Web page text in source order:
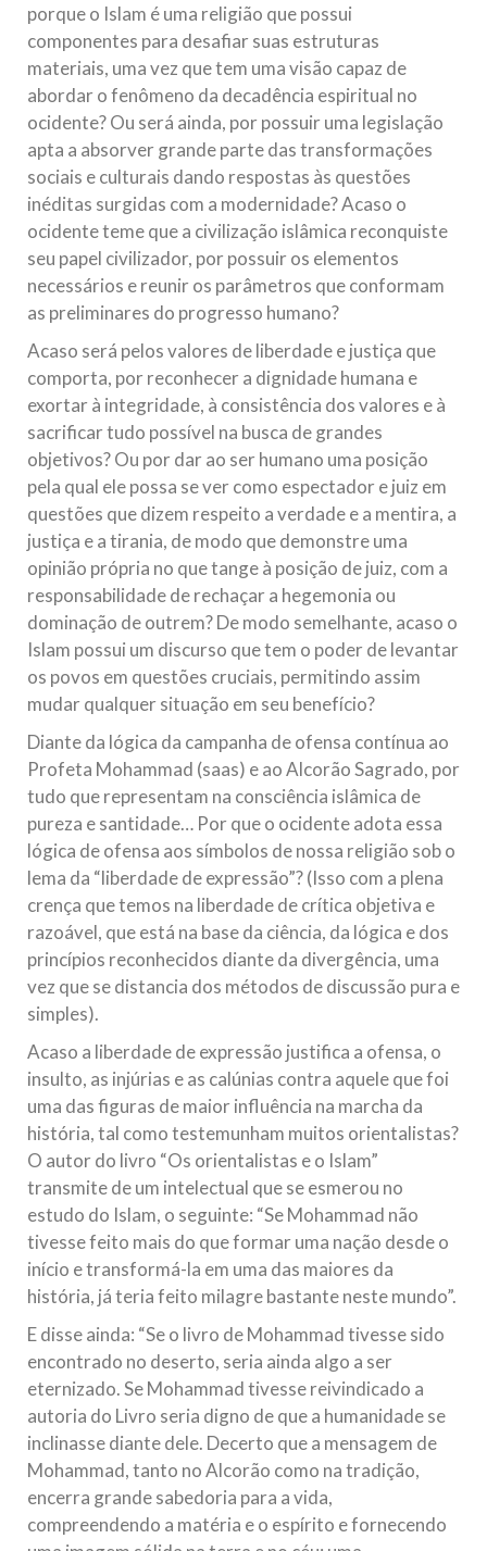
porque o Islam é uma religião que possui
componentes para desafiar suas estruturas
materiais, uma vez que tem uma visão capaz de
abordar o fenômeno da decadência espiritual no
ocidente? Ou será ainda, por possuir uma legislação
apta a absorver grande parte das transformações
sociais e culturais dando respostas às questões
inéditas surgidas com a modernidade? Acaso o
ocidente teme que a civilização islâmica reconquiste
seu papel civilizador, por possuir os elementos
necessários e reunir os parâmetros que conformam
as preliminares do progresso humano?
Acaso será pelos valores de liberdade e justiça que
comporta, por reconhecer a dignidade humana e
exortar à integridade, à consistência dos valores e à
sacrificar tudo possível na busca de grandes
objetivos? Ou por dar ao ser humano uma posição
pela qual ele possa se ver como espectador e juiz em
questões que dizem respeito a verdade e a mentira, a
justiça e a tirania, de modo que demonstre uma
opinião própria no que tange à posição de juiz, com a
responsabilidade de rechaçar a hegemonia ou
dominação de outrem? De modo semelhante, acaso o
Islam possui um discurso que tem o poder de levantar
os povos em questões cruciais, permitindo assim
mudar qualquer situação em seu benefício?
Diante da lógica da campanha de ofensa contínua ao
Profeta Mohammad (saas) e ao Alcorão Sagrado, por
tudo que representam na consciência islâmica de
pureza e santidade… Por que o ocidente adota essa
lógica de ofensa aos símbolos de nossa religião sob o
lema da “liberdade de expressão”? (Isso com a plena
crença que temos na liberdade de crítica objetiva e
razoável, que está na base da ciência, da lógica e dos
princípios reconhecidos diante da divergência, uma
vez que se distancia dos métodos de discussão pura e
simples).
Acaso a liberdade de expressão justifica a ofensa, o
insulto, as injúrias e as calúnias contra aquele que foi
uma das figuras de maior influência na marcha da
história, tal como testemunham muitos orientalistas?
O autor do livro “Os orientalistas e o Islam”
transmite de um intelectual que se esmerou no
estudo do Islam, o seguinte: “Se Mohammad não
tivesse feito mais do que formar uma nação desde o
início e transformá-la em uma das maiores da
história, já teria feito milagre bastante neste mundo”.
E disse ainda: “Se o livro de Mohammad tivesse sido
encontrado no deserto, seria ainda algo a ser
eternizado. Se Mohammad tivesse reivindicado a
autoria do Livro seria digno de que a humanidade se
inclinasse diante dele. Decerto que a mensagem de
Mohammad, tanto no Alcorão como na tradição,
encerra grande sabedoria para a vida,
compreendendo a matéria e o espírito e fornecendo